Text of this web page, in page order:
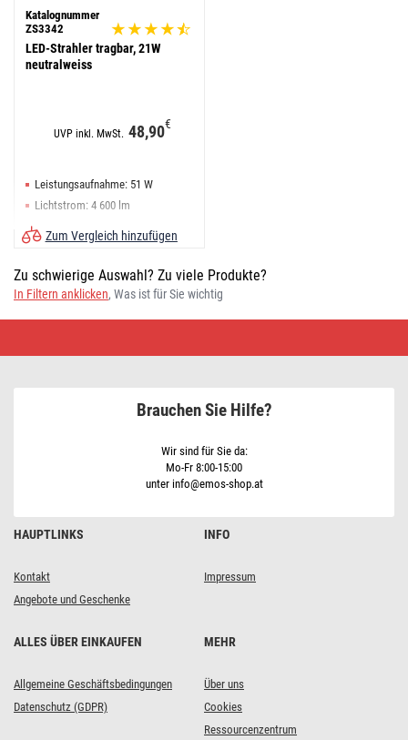
Katalognummer
ZS3342
LED-Strahler tragbar, 21W
neutralweiss
UVP inkl. MwSt. 48,90€
Leistungsaufnahme: 51 W
Lichtstrom: 4 600 lm
Zum Vergleich hinzufügen
Zu schwierige Auswahl? Zu viele Produkte?
In Filtern anklicken, Was ist für Sie wichtig
HAUPTLINKS
Kontakt
Angebote und Geschenke
INFO
Impressum
ALLES ÜBER EINKAUFEN
Allgemeine Geschäftsbedingungen
Datenschutz (GDPR)
MEHR
Über uns
Cookies
Ressourcenzentrum
Brauchen Sie Hilfe?
Wir sind für Sie da:
Mo-Fr 8:00-15:00
unter info@emos-shop.at